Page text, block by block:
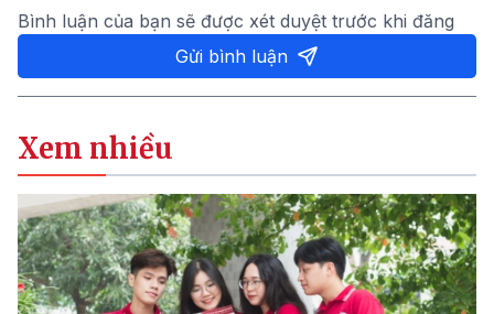
Bình luận của bạn sẽ được xét duyệt trước khi đăng
Gửi bình luận
Xem nhiều